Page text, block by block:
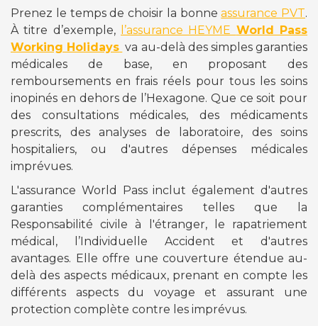
Prenez le temps de choisir la bonneassurance PVT.
À titre d’exemple,
l’assurance HEYME World Pass
Working Holidays va au-delà des simples garanties
médicales de base, en proposant des
remboursements en frais réels pour tous les soins
inopinés en dehors de l’Hexagone. Que ce soit pour
des consultations médicales, des médicaments
prescrits, des analyses de laboratoire, des soins
hospitaliers, ou d'autres dépenses médicales
imprévues.
L'assurance World Pass inclut également d'autres
garanties complémentaires telles que la
Responsabilité civile à l'étranger, le rapatriement
médical, l’Individuelle Accident et d'autres
avantages. Elle offre une couverture étendue au-
delà des aspects médicaux, prenant en compte les
différents aspects du voyage et assurant une
protection complète contre les imprévus.